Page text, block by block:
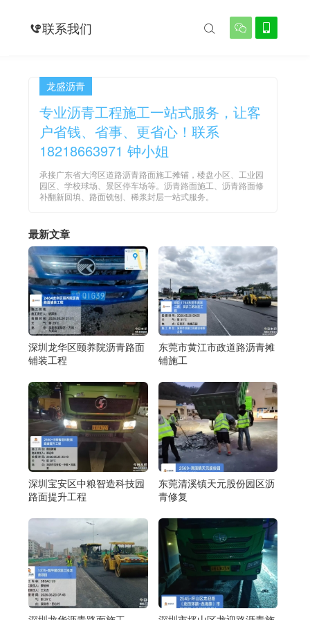
联系我们  

龙盛沥青
专业沥青工程施工一站式服务，让客
户省钱、省事、更省心！联系
18218663971 钟小姐
承接广东省大湾区道路沥青路面施工摊铺，楼盘小区、工业园
园区、学校球场、景区停车场等。沥青路面施工、沥青路面修
补翻新回填、路面铣刨、稀浆封层一站式服务。
最新文章
深圳龙华区颐养院沥青路面
铺装工程
东莞市黄江市政道路沥青摊
铺施工
深圳宝安区中粮智造科技园
路面提升工程
东莞清溪镇天元股份园区沥
青修复